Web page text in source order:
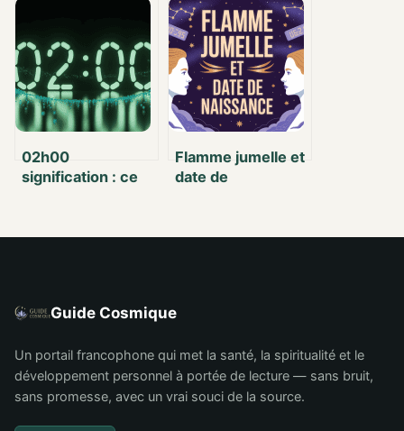
travers le monde
voiture en islam :
ce que vous devez
savoir
02h00
signification : ce
comment
Flamme jumelle et
date de
comprendre
Guide Cosmique
Un portail francophone qui met la santé, la spiritualité et le
développement personnel à portée de lecture — sans bruit,
sans promesse, avec un vrai souci de la source.